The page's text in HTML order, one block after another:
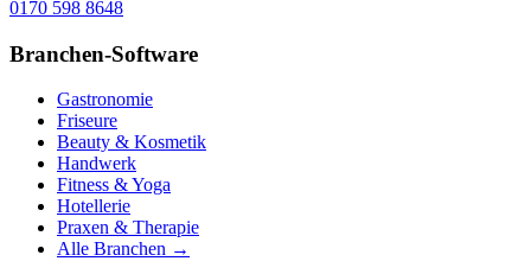
0170 598 8648
Branchen-Software
Gastronomie
Friseure
Beauty & Kosmetik
Handwerk
Fitness & Yoga
Hotellerie
Praxen & Therapie
Alle Branchen →